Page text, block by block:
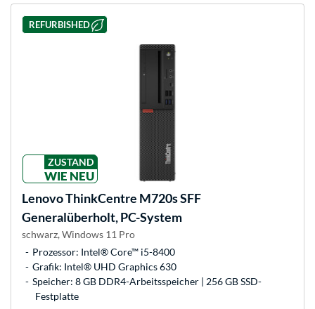
REFURBISHED
ZUSTAND
WIE NEU
LenovoThinkCentre M720s SFF
Generalüberholt, PC-System
schwarz, Windows 11 Pro
Prozessor: Intel® Core™ i5-8400
Grafik: Intel® UHD Graphics 630
Speicher: 8 GB DDR4-Arbeitsspeicher | 256 GB SSD-
Festplatte